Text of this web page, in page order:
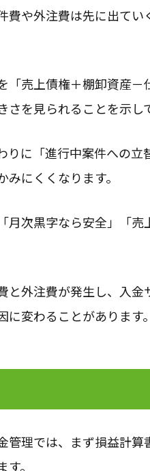
費や外注費は先に出て
「売上債権＋棚卸資産
を見られることを示し
りに「進行中案件への
にくくなります。
月次黒字なら安全」「
と外注費が発生し、入
変わることがあります。
管理では、まず損益計
。